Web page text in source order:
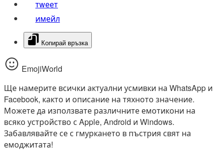
тwеет
имейл
Копирай връзка
EmojiWorld
Ще намерите всички актуални усмивки на WhatsApp и
Facebook, както и описание на тяхното значение.
Можете да използвате различните емотикони на
всяко устройство с Apple, Android и Windows.
Забавлявайте се с гмуркането в пъстрия свят на
емоджитата!